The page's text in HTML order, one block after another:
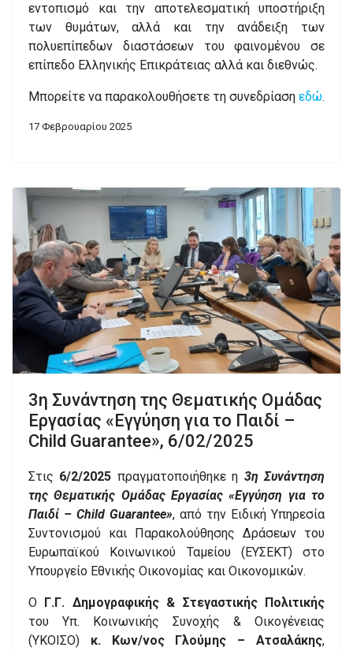
εντοπισμό και την αποτελεσματική υποστήριξη
των θυμάτων, αλλά και την ανάδειξη των
πολυεπίπεδων διαστάσεων του φαινομένου σε
επίπεδο Ελληνικής Επικράτειας αλλά και διεθνώς.
Μπορείτε να παρακολουθήσετε τη συνεδρίαση εδώ.
17 Φεβρουαρίου 2025
3η Συνάντηση της Θεματικής Ομάδας
Εργασίας «Εγγύηση για το Παιδί –
Child Guarantee», 6/02/2025
Στις 6/2/2025 πραγματοποιήθηκε η 3η Συνάντηση
της Θεματικής Ομάδας Εργασίας «Εγγύηση για το
Παιδί – Child Guarantee», από την Ειδική Υπηρεσία
Συντονισμού και Παρακολούθησης Δράσεων του
Ευρωπαϊκού Κοινωνικού Ταμείου (ΕΥΣΕΚΤ) στο
Υπουργείο Εθνικής Οικονομίας και Οικονομικών.
Ο Γ.Γ. Δημογραφικής & Στεγαστικής Πολιτικής
του Υπ. Κοινωνικής Συνοχής & Οικογένειας
(ΥΚΟΙΣΟ) κ. Κων/νος Γλούμης – Ατσαλάκης,